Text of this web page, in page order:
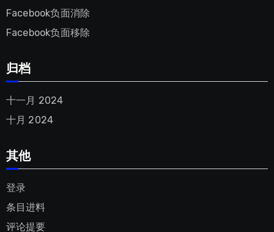
Facebook负面消除
Facebook负面移除
归档
十一月 2024
十月 2024
其他
登录
条目进料
评论提要